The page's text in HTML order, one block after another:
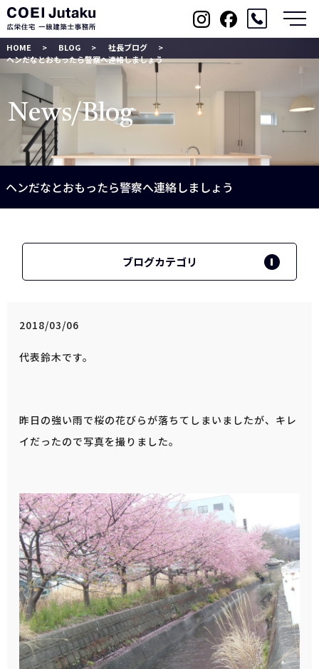
News/Blog
HOME BLOG
社長ブログ
ヘンだなとおもったら警察へ連絡しましょう
ヘンだなとおもったら警察へ連絡しましょう
ブログカテゴリ
2018/03/06
代表鈴木です。
昨日の強い雨で桜の花びらが落ちてしまいましたが、キレ
イだったので写真を撮りました。